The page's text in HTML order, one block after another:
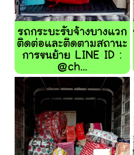
รถกระบะรับจ้างบางแวก
ติดต่อและติดตามสถานะ
การขนย้าย LINE ID :
@ch...